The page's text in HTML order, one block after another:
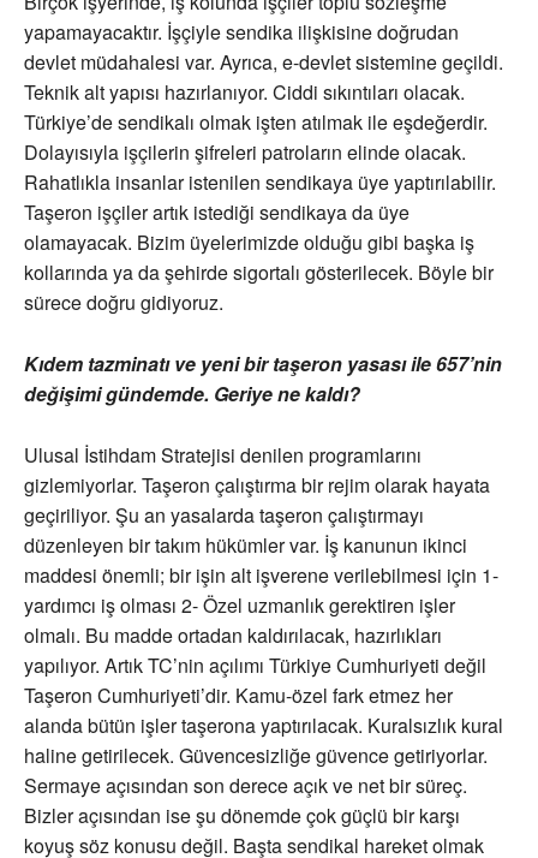
yapamayacaktır. İşçiyle sendika ilişkisine doğrudan
devlet müdahalesi var. Ayrıca, e-devlet sistemine geçildi.
Teknik alt yapısı hazırlanıyor. Ciddi sıkıntıları olacak.
Türkiye’de sendikalı olmak işten atılmak ile eşdeğerdir.
Dolayısıyla işçilerin şifreleri patroların elinde olacak.
Rahatlıkla insanlar istenilen sendikaya üye yaptırılabilir.
Taşeron işçiler artık istediği sendikaya da üye
olamayacak. Bizim üyelerimizde olduğu gibi başka iş
kollarında ya da şehirde sigortalı gösterilecek. Böyle bir
sürece doğru gidiyoruz.
Kıdem tazminatı ve yeni bir taşeron yasası ile 657’nin
değişimi gündemde. Geriye ne kaldı?
Ulusal İstihdam Stratejisi denilen programlarını
gizlemiyorlar. Taşeron çalıştırma bir rejim olarak hayata
geçiriliyor. Şu an yasalarda taşeron çalıştırmayı
düzenleyen bir takım hükümler var. İş kanunun ikinci
maddesi önemli; bir işin alt işverene verilebilmesi için 1-
yardımcı iş olması 2- Özel uzmanlık gerektiren işler
olmalı. Bu madde ortadan kaldırılacak, hazırlıkları
yapılıyor. Artık TC’nin açılımı Türkiye Cumhuriyeti değil
Taşeron Cumhuriyeti’dir. Kamu-özel fark etmez her
alanda bütün işler taşerona yaptırılacak. Kuralsızlık kural
haline getirilecek. Güvencesizliğe güvence getiriyorlar.
Sermaye açısından son derece açık ve net bir süreç.
Bizler açısından ise şu dönemde çok güçlü bir karşı
koyuş söz konusu değil. Başta sendikal hareket olmak